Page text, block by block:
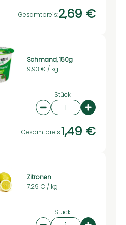
Gesamtpreis:2,69 €
Schmand, 150g
9,93 € / kg
Stück
Artikelanzahl
Gesamtpreis:1,49 €
Zitronen
7,29 € / kg
Stück